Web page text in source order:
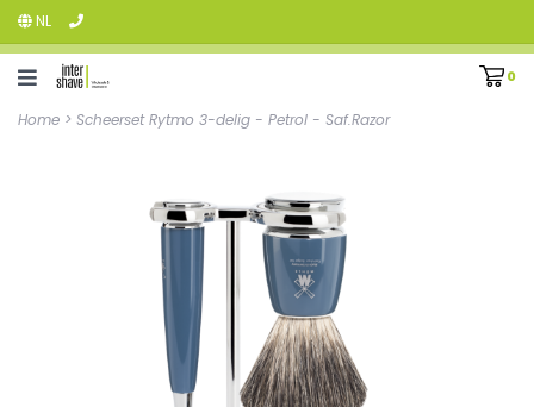
NL
0
Home > Scheerset Rytmo 3-delig - Petrol - Saf.Razor